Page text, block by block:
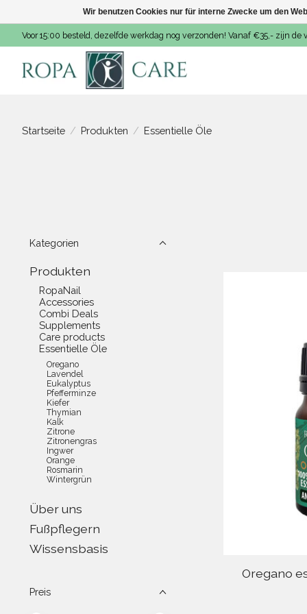
Voor 15:00 besteld, dezelfde werkdag nog verzonden! Vanaf €35,- zijn de
Startseite / Produkten / Essentielle Öle
Kategorien
Produkten
RopaNail
Accessories
Combi Deals
Supplements
Care products
Essentielle Öle
Oregano
Lavendel
Eukalyptus
Pfefferminze
Kiefer
Thymian
Kalk
Zitrone
Zitronengras
Ingwer
Orange
Rosmarin
Wintergrün
Über uns
Fußpflegern
Wissensbasis
Preis
Oregano
Wir benutzen Cookies nur für interne Zwecke um den